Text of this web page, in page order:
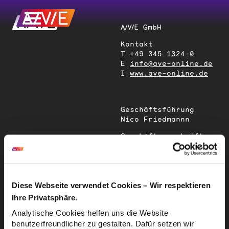
Diese Webseite verwendet Cookies – Wir respektieren
Ihre Privatsphäre.
Analytische Cookies helfen uns die Website
benutzerfreundlicher zu gestalten. Dafür setzen wir
A/V/E GmbH
Kontakt
T +49 345 1324-0
E info@ave-online.de
I www.ave-online.de
Geschäftsführung
Nico Friedmannn
Geschäftsanschrift
Magdeburger Straße
Sitz der
Gesellschaft